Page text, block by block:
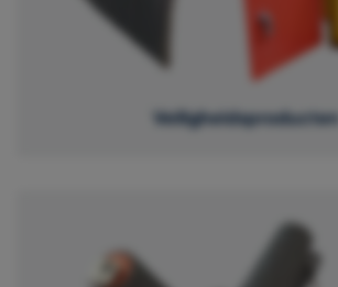
Veiligheidsproducten